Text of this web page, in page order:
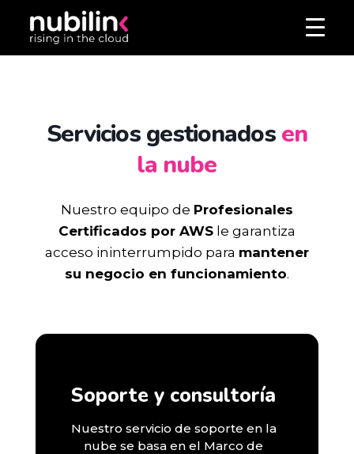
Servicios gestionadosen
la nube
Nuestro equipo de Profesionales
Certificados por AWSle garantiza
acceso ininterrumpido para mantener
su negocio en funcionamiento.
Soporte y consultoría
Nuestro servicio de soporte en la
nube se basa en el Marco de